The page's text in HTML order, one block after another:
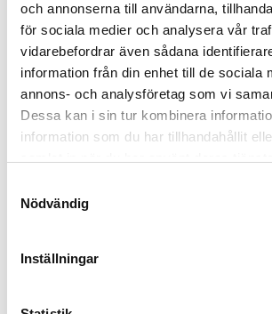
och annonserna till användarna,
för sociala medier och analysera vår
vidarebefordrar även sådana
information från din enhet till de sociala
annons- och analysföretag som vi
Dessa kan i sin tur kombinera
information som du har tillhandahållit
Nödvändig
Inställningar
Ger omedelbart näring och reder ut håret.
mot värme och skadar inte hårfärgen. Ger
med en silkeslen finish.150ml
Produktdetaljer
Recensioner
Finns i: